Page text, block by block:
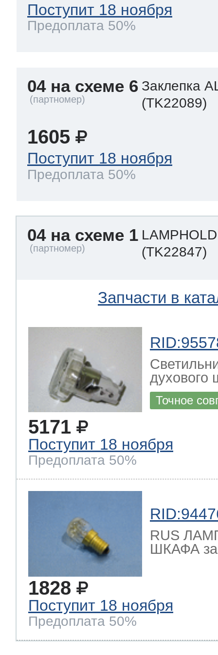
Поступит 18 ноября
Предоплата 50%
04 на схеме 6 Заклепка
(TK22089)
1605
Поступит 18 ноября
Предоплата 50%
04 на схеме 1
(TK22847)
Запчасти в
духового
Точное
5171
Поступит 18 ноября
Предоплата 50%
RUS
ШКАФА
1828
Поступит 18 ноября
Предоплата 50%